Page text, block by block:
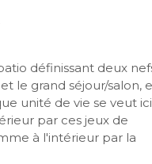
définissant deux
le grand séjour/salon,
unité de vie se veut ici
par ces jeux de
à l'intérieur par la